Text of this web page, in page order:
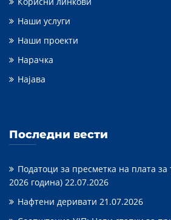
Наши услуги
Наши проекти
Нарачка
Најава
Последни вести
Податоци за пресметка на плата за
2026 година) 22.07.2026
Нафтени деривати 21.07.2026